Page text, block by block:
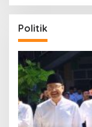
Politik